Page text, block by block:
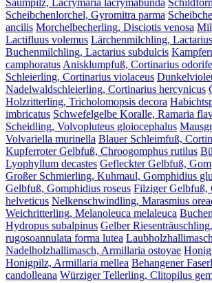
Saumpilz, Lacrymaria lacrymabunda
Scheibchenlorchel, Gyromitra parma
ancilis Morchelbecherling, Disciotis venosa
Lactifluus volemus Lärchenmilchling,
Buchenmilchling, Lactarius subdulcis
camphoratusAnisklumpfuß, Cortinarius
Schleierling, Cortinarius violaceus
Nadelwaldschleierling, Cortinarius hercynicus
Holzritterling, Tricholomopsis decora
imbricatus Schwefelgelbe Koralle, Ramaria
Scheidling, Volvopluteus gloiocephalus
Volvariella murinella Blauer Schleimfuß,
Kupferroter Gelbfuß, Chroogomphus rutilus
Lyophyllum decastes Gefleckter Gelbfuß,
Großer Schmierling, Kuhmaul, Gomphidius
Gelbfuß, Gomphidius roseus Filziger Gelbfuß,
helveticus Nelkenschwindling, Marasmius
Weichritterling, Melanoleuca melaleuca
Hydropus subalpinus Gelber
rugosoannulata forma lutea
Nadelholzhallimasch, Armillaria ostoyae
Honigpilz, Armillaria mellea Behangener
candolleana Würziger Tellerling, Clitopilus